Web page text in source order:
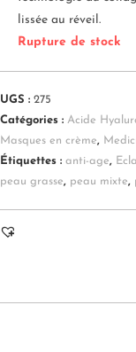
lissée au réveil.
Rupture de stock
UGS : 275
Catégories : Acide
Masques en crème,
Étiquettes : anti-age,
peau grasse, peau mixte,